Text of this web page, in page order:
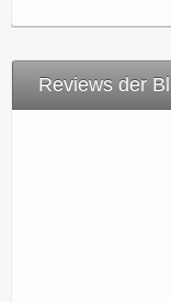
Reviews der